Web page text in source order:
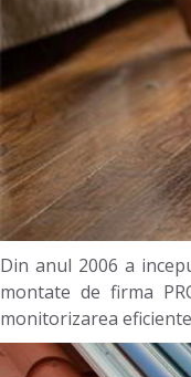
Din anul 2006 a
montate de firma
monitorizarea